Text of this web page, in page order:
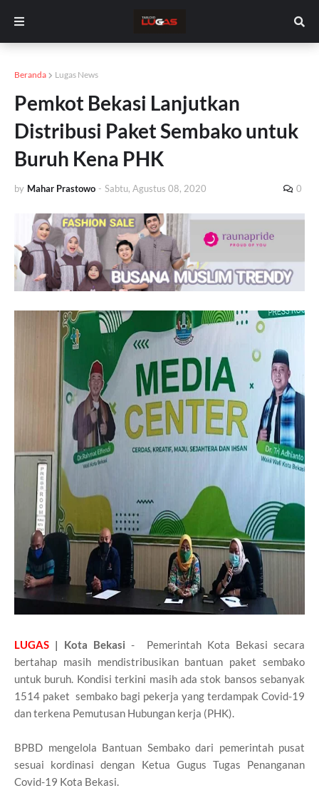
Beranda Lugas News
Pemkot Bekasi Lanjutkan
Distribusi Paket Sembako untuk
Buruh Kena PHK
by Mahar Prastowo - Sabtu, Agustus 08, 2020 0
LUGAS | Kota Bekasi - Pemerintah Kota Bekasi secara
bertahap masih mendistribusikan bantuan paket sembako
untuk buruh. Kondisi terkini masih ada stok bansos sebanyak
1514 paket sembako bagi pekerja yang terdampak Covid-19
dan terkena Pemutusan Hubungan kerja (PHK).
BPBD mengelola Bantuan Sembako dari pemerintah pusat
sesuai kordinasi dengan Ketua Gugus Tugas Penanganan
Covid-19 Kota Bekasi.